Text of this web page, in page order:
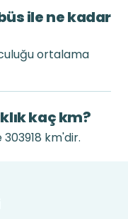
ile ne kadar
ortalama
kaç km?
km'dir.